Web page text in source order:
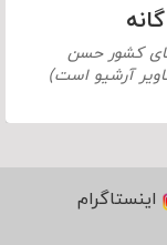
کشور حسن
آرشیو است)
اینستاگرام